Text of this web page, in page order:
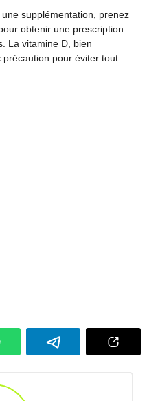
supplémentation, prenez
obtenir une prescription
La vitamine D, bien
précaution pour éviter tout